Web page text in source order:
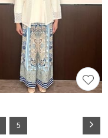
5